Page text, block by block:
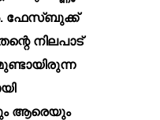
ഫേസ്ബുക്ക്
നിലപാട്
ആരെയും